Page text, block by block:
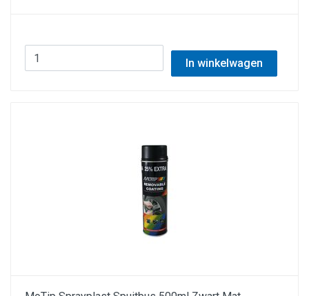
In winkelwagen